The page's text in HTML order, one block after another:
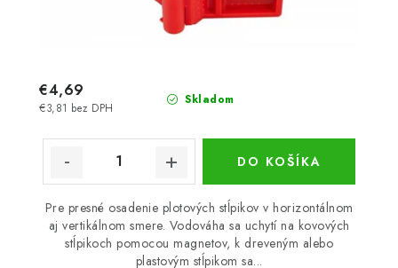
Skladom
€3,81 bez DPH
€4,69
DO KOŠÍKA
Pre presné osadenie plotových stĺpikov v horizontálnom
aj vertikálnom smere. Vodováha sa uchytí na kovových
stĺpikoch pomocou magnetov, k dreveným alebo
plastovým stĺpikom sa...